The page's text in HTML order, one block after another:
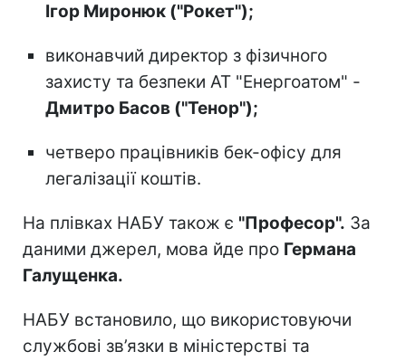
Ігор Миронюк ("Рокет");
виконавчий директор з фізичного
захисту та безпеки АТ "Енергоатом" -
Дмитро Басов ("Тенор");
четверо працівників бек-офісу для
легалізації коштів.
На плівках НАБУ також є "Професор". За
даними джерел, мова йде про Германа
Галущенка.
НАБУ встановило, що використовуючи
службові зв’язки в міністерстві та